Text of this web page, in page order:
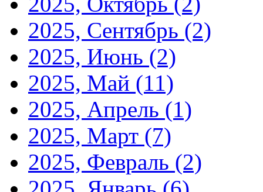
2025, Сентябрь (2)
2025, Июнь (2)
2025, Май (11)
2025, Апрель (1)
2025, Март (7)
2025, Февраль (2)